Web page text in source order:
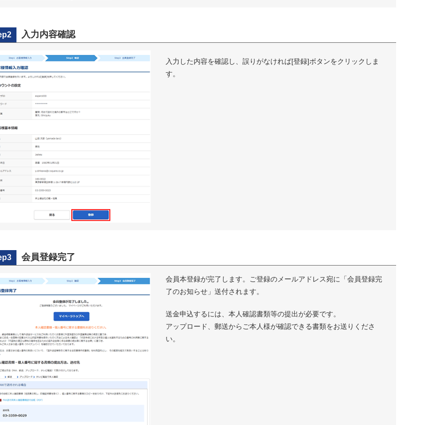
入力内容確認
入力した内容を確認し、誤りがなければ[登録]ボタンをクリックしま
す。
会員登録完了
会員本登録が完了します。ご登録のメールアドレス宛に「会員登録完
了のお知らせ」送付されます。
送金申込するには、本人確認書類等の提出が必要です。
アップロード、郵送からご本人様が確認できる書類をお送りくださ
い。